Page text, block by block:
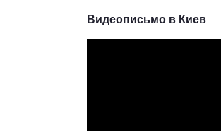
Видеописьмо в Киев